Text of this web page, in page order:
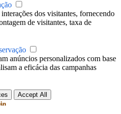
dos visitantes, fornecendo
de visitantes, taxa de
anúncios personalizados com base
a eficácia das campanhas
Accept All